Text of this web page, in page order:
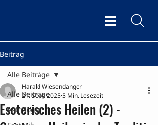
Beitrag
Alle Beiträge
Astrologie
Alle Beiträge
Esoterisches Heilen (2) -
Harald Wiesendanger
21. Sept. 20255 Min. Lesezeit